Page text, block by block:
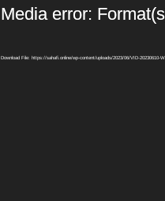
Media error:
Download File: https://sahafi.online/wp-content/uploads/2023/06/VID-20230610-